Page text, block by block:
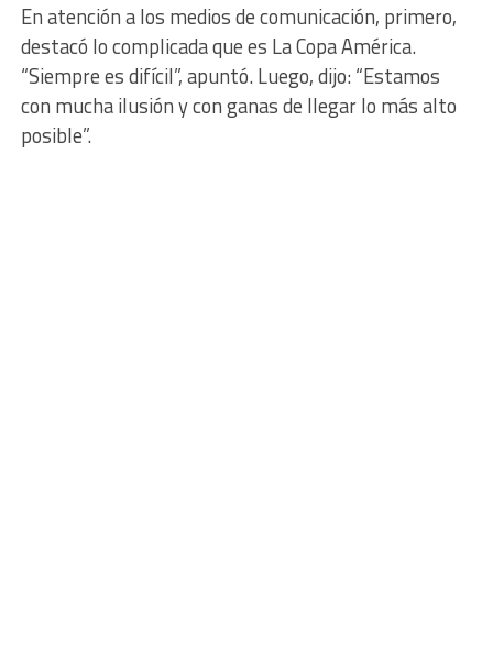
En atención a los medios de comunicación, primero,
destacó lo complicada que es La Copa América.
“Siempre es difícil”, apuntó. Luego, dijo: “Estamos
con mucha ilusión y con ganas de llegar lo más alto
posible”.